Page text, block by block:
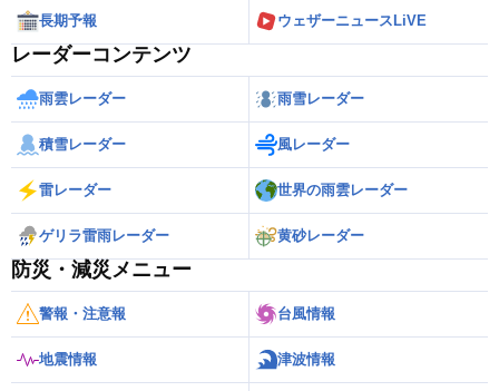
長期予報 ウェザーニュースLiVE
レーダーコンテンツ
雨雲レーダー 雨雪レーダー
積雪レーダー 風レーダー
雷レーダー 世界の雨雲レーダー
ゲリラ雷雨レーダー 黄砂レーダー
防災・減災メニュー
警報・注意報 台風情報
地震情報 津波情報